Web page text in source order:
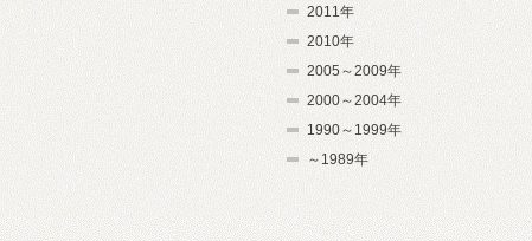
2011年
2010年
2005～2009年
2000～2004年
1990～1999年
～1989年